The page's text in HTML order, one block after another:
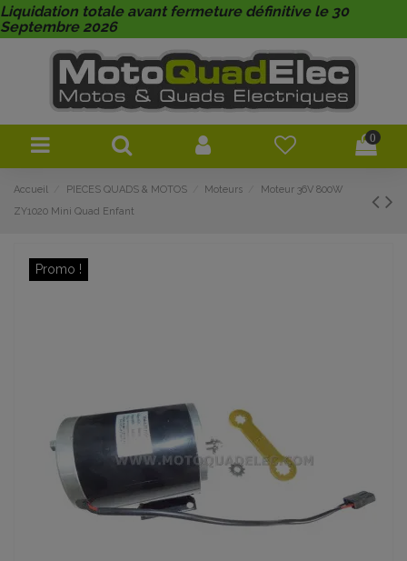
Liquidation totale avant fermeture définitive le 30
Septembre 2026
0
Accueil PIECES QUADS & MOTOS Moteurs
Moteur 36V 800W
ZY1020 Mini Quad Enfant
Promo !